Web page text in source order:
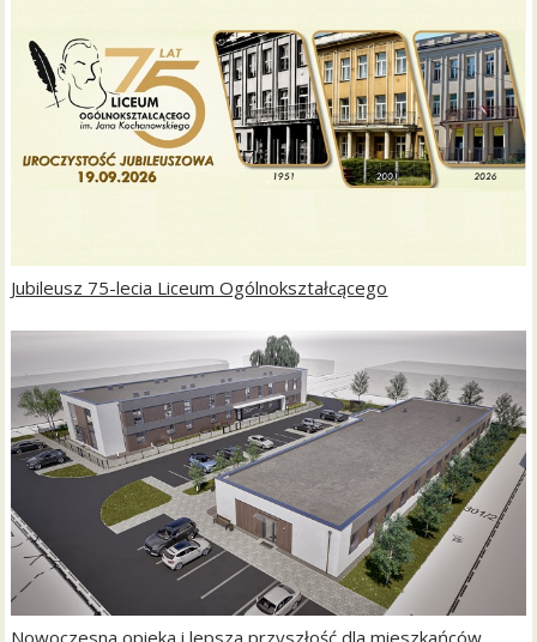
Jubileusz 75-lecia Liceum Ogólnokształcącego
Nowoczesna opieka i lepsza przyszłość dla mieszkańców